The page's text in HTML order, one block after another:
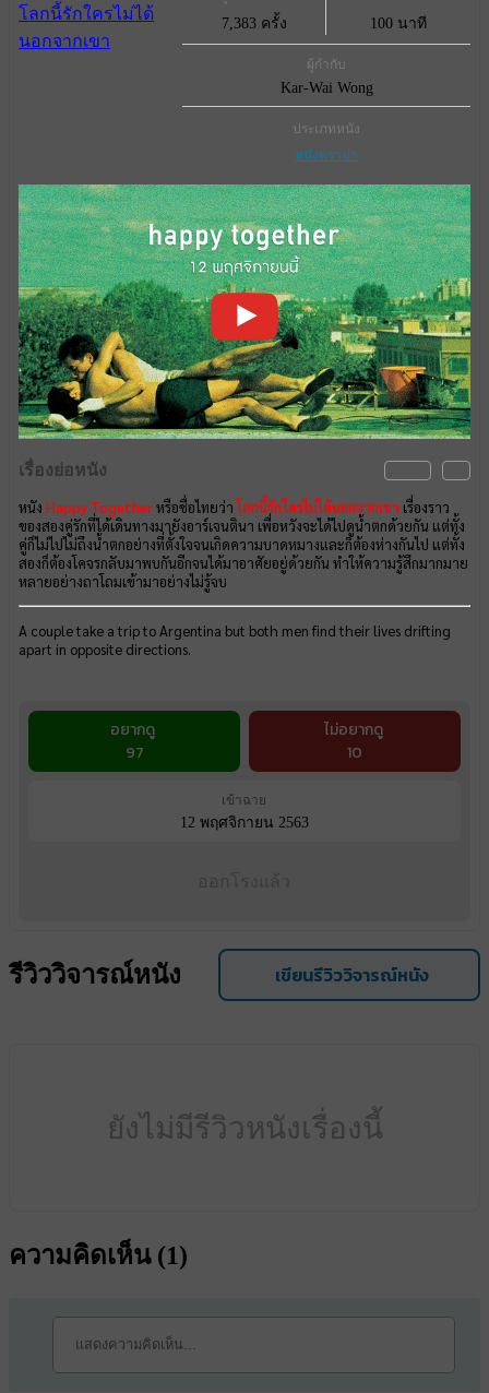
7,383 ครั้ง 100 นาที
ผู้กำกับ
Kar-Wai Wong
ประเภทหนัง
หนังดราม่า
เรื่องย่อหนัง
หนัง Happy Togetherหรือชื่อไทยว่าโลกนี้รักใครไม่ได้นอกจากเขา เรื่องราว
ของสองคู่รักที่ได้เดินทางมายังอาร์เจนตินา เพื่อหวังจะได้ไปดูน้ำตกด้วยกัน แต่ทั้ง
คู่ก็ไม่ไปไม่ถึงน้ำตกอย่างที่ตั้งใจจนเกิดความบาดหมางและก็ต้องห่างกันไป แต่ทั้ง
สองก็ต้องโคจรกลับมาพบกันอีกจนได้มาอาศัยอยู่ด้วยกัน ทำให้ความรู้สึกมากมาย
หลายอย่างถาโถมเข้ามาอย่างไม่รู้จบ
A couple take a trip to Argentina but both men find their lives drifting
apart in opposite directions.
อยากดู
97
ไม่อยากดู
10
เข้าฉาย
12 พฤศจิกายน 2563
รีวิววิจารณ์หนัง เขียนรีวิววิจารณ์หนัง
ยังไม่มีรีวิวหนังเรื่องนี้
ความคิดเห็น (1)